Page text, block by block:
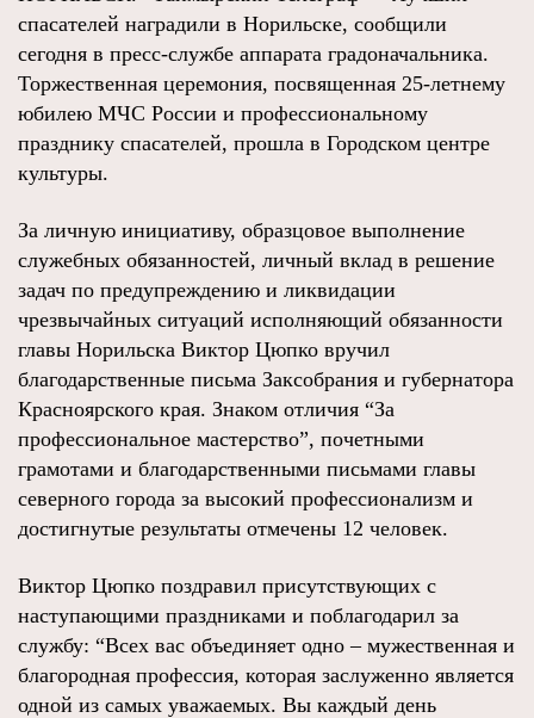
спасателей наградили в Норильске, сообщили
сегодня в пресс-службе аппарата градоначальника.
Торжественная церемония, посвященная 25-летнему
юбилею МЧС России и профессиональному
празднику спасателей, прошла в Городском центре
культуры.
За личную инициативу, образцовое выполнение
служебных обязанностей, личный вклад в решение
задач по предупреждению и ликвидации
чрезвычайных ситуаций исполняющий обязанности
главы Норильска Виктор Цюпко вручил
благодарственные письма Заксобрания и губернатора
Красноярского края. Знаком отличия “За
профессиональное мастерство”, почетными
грамотами и благодарственными письмами главы
северного города за высокий профессионализм и
достигнутые результаты отмечены 12 человек.
Виктор Цюпко поздравил присутствующих с
наступающими праздниками и поблагодарил за
службу: “Всех вас объединяет одно – мужественная и
благородная профессия, которая заслуженно является
одной из самых уважаемых. Вы каждый день